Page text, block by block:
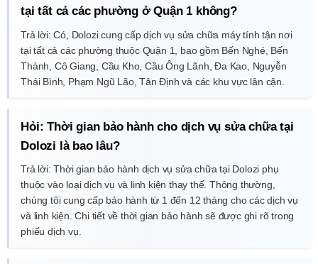
tại tất cả các phường ở Quận 1 không?
Trả lời: Có, Dolozi cung cấp dịch vụ sửa chữa máy tính tận nơi
tại tất cả các phường thuộc Quận 1, bao gồm Bến Nghé, Bến
Thành, Cô Giang, Cầu Kho, Cầu Ông Lãnh, Đa Kao, Nguyễn
Thái Bình, Phạm Ngũ Lão, Tân Định và các khu vực lân cận.
Hỏi: Thời gian bảo hành cho dịch vụ sửa chữa tại
Dolozi là bao lâu?
Trả lời: Thời gian bảo hành dịch vụ sửa chữa tại Dolozi phụ
thuộc vào loại dịch vụ và linh kiện thay thế. Thông thường,
chúng tôi cung cấp bảo hành từ 1 đến 12 tháng cho các dịch vụ
và linh kiện. Chi tiết về thời gian bảo hành sẽ được ghi rõ trong
phiếu dịch vụ.